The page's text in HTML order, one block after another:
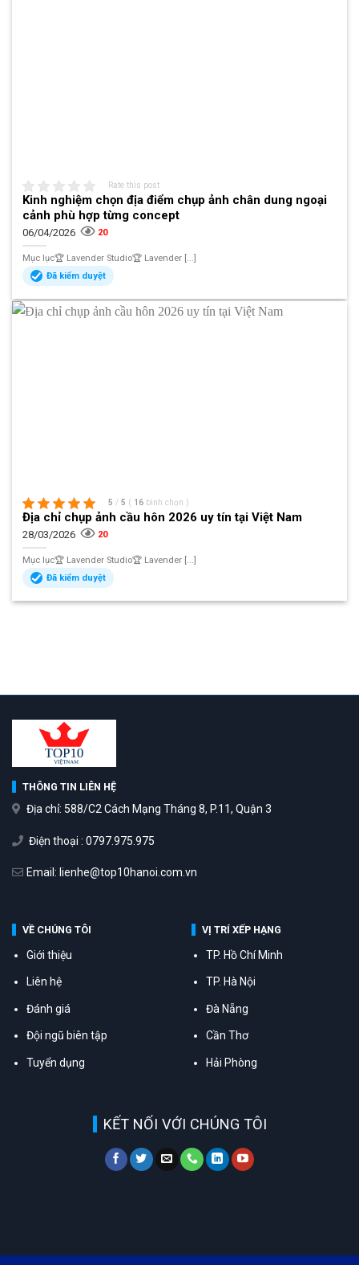
Rate this post
Kinh nghiệm chọn địa điểm chụp ảnh chân dung ngoại
cảnh phù hợp từng concept
06/04/2026 20
Mục lục🏆 Lavender Studio🏆 Lavender [...]
Đã kiểm duyệt
5 / 5 ( 16 bình chọn )
Địa chỉ chụp ảnh cầu hôn 2026 uy tín tại Việt Nam
28/03/2026 20
Mục lục🏆 Lavender Studio🏆 Lavender [...]
Đã kiểm duyệt
THÔNG TIN LIÊN HỆ
Địa chỉ: 588/C2 Cách Mạng Tháng 8, P.11, Quận 3
Điện thoại : 0797.975.975
Email: lienhe@top10hanoi.com.vn
VỀ CHÚNG TÔI
Giới thiệu
Liên hệ
Đánh giá
Đội ngũ biên tập
Tuyển dụng
VỊ TRÍ XẾP HẠNG
TP. Hồ Chí Minh
TP. Hà Nội
Đà Nẵng
Cần Thơ
Hải Phòng
KẾT NỐI VỚI CHÚNG TÔI